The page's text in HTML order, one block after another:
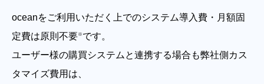
oceanをご利用いただく上でのシステム導入費・月額固
定費は原則不要※ です。
ユーザー様の購買システムと連携する場合も弊社側カス
タマイズ費用は、